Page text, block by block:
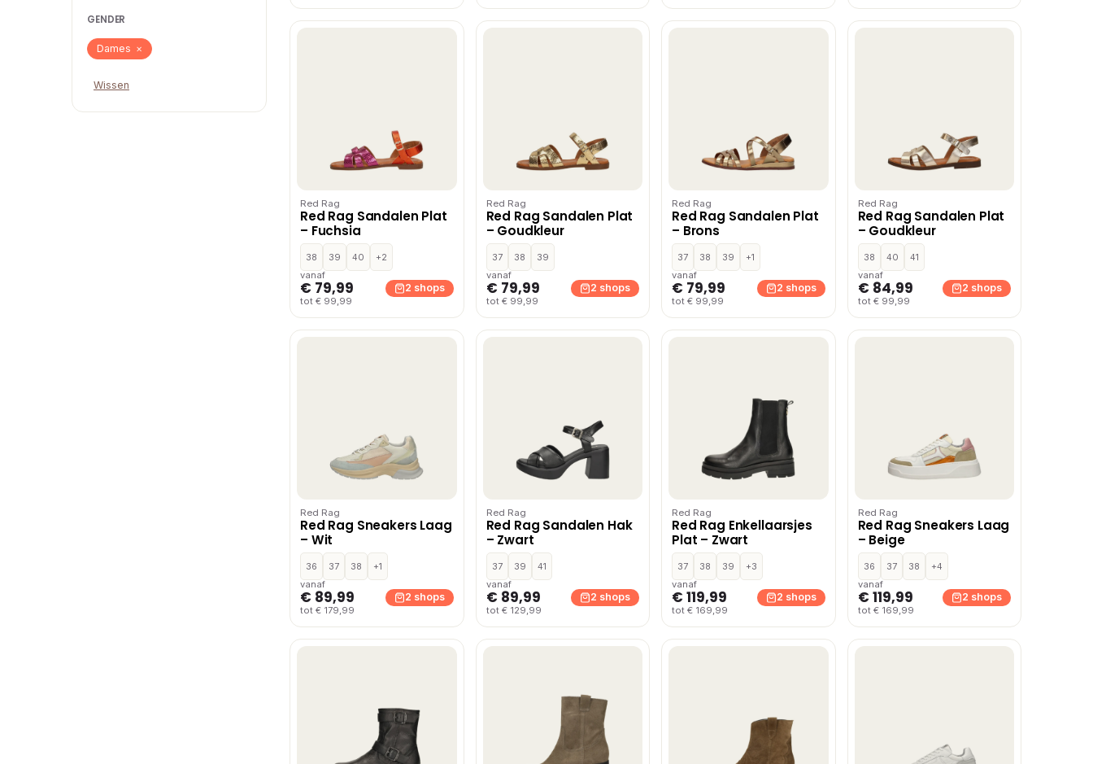
GENDER
Dames ×
Wissen
Red Rag
Red Rag Sandalen Plat
– Fuchsia
38 39 40
+2
vanaf
€ 79,99
tot € 99,99
2 shops
Red Rag
Red Rag Sandalen Plat
– Goudkleur
37 38
39
vanaf
€ 79,99
tot € 99,99
2 shops
Red Rag
Red Rag Sandalen Plat
– Brons
37 38 39
+1
vanaf
€ 79,99
tot € 99,99
2 shops
Red Rag
Red Rag Sandalen Plat
– Goudkleur
38 40
41
vanaf
€ 84,99
tot € 99,99
2 shops
Red Rag
Red Rag Sneakers Laag
– Wit
36 37 38
+1
vanaf
€ 89,99
tot € 179,99
2 shops
Red Rag
Red Rag Sandalen Hak
– Zwart
37 39
41
vanaf
€ 89,99
tot € 129,99
2 shops
Red Rag
Red Rag Enkellaarsjes
Plat – Zwart
37 38 39
+3
vanaf
€ 119,99
tot € 169,99
2 shops
Red Rag
Red Rag Sneakers Laag
– Beige
36 37 38
+4
vanaf
€ 119,99
tot € 169,99
2 shops